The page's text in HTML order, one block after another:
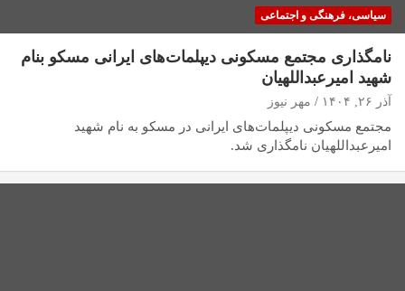
سیاسی، فرهنگی و اجتماعی
نامگذاری مجتمع مسکونی دیپلمات‌های ایرانی مسکو بنام
شهید امیرعبداللهیان
آذر ۲۶, ۱۴۰۴ مهر نیوز
مجتمع مسکونی دیپلمات‌های ایرانی در مسکو به نام شهید
امیرعبداللهیان نامگذاری شد.